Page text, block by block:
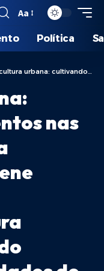
Aa
Política
alimentos nas cidades de forma sustentávelAldilene Francisca de MoraesAgricultura urbana: cultivando alimentos nas cidades de forma sustentável
nas